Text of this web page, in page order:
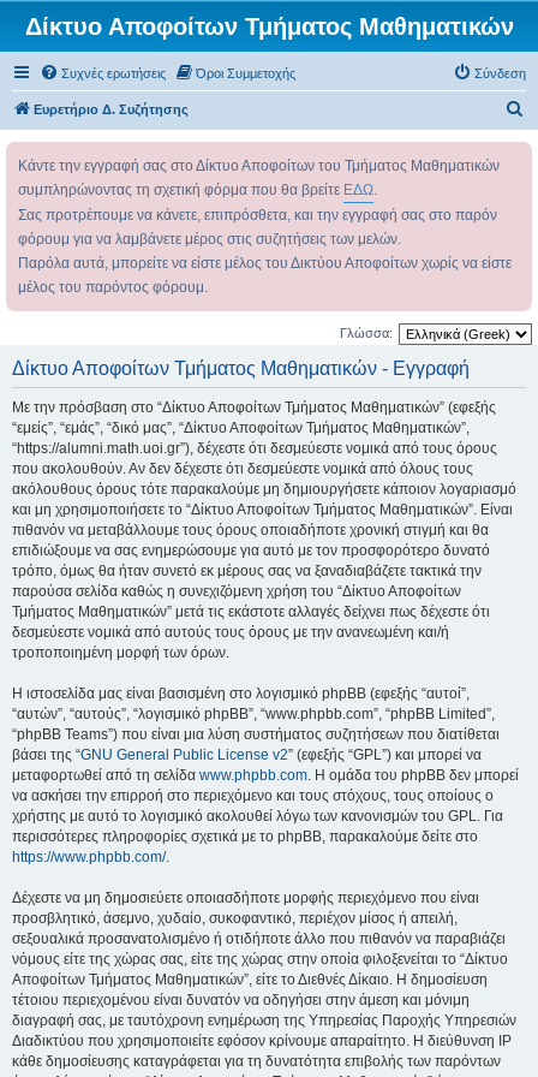
Δίκτυο Αποφοίτων Τμήματος Μαθηματικών
Συχνές ερωτήσεις Όροι Συμμετοχής Σύνδεση
Ευρετήριο Δ. Συζήτησης
σ
η
Κάντε την εγγραφή σας στο Δίκτυο Αποφοίτων του Τμήματος Μαθηματικών
συμπληρώνοντας τη σχετική φόρμα που θα βρείτε ΕΔΩ.
Σας προτρέπουμε να κάνετε, επιπρόσθετα, και την εγγραφή σας στο παρόν
φόρουμ για να λαμβάνετε μέρος στις συζητήσεις των μελών.
Παρόλα αυτά, μπορείτε να είστε μέλος του Δικτύου Αποφοίτων χωρίς να είστε
μέλος του παρόντος φόρουμ.
Γλώσσα:
Δίκτυο Αποφοίτων Τμήματος Μαθηματικών - Εγγραφή
Με την πρόσβαση στο “Δίκτυο Αποφοίτων Τμήματος Μαθηματικών” (εφεξής
“εμείς”, “εμάς”, “δικό μας”, “Δίκτυο Αποφοίτων Τμήματος Μαθηματικών”,
“https://alumni.math.uoi.gr”), δέχεστε ότι δεσμεύεστε νομικά από τους όρους
που ακολουθούν. Αν δεν δέχεστε ότι δεσμεύεστε νομικά από όλους τους
ακόλουθους όρους τότε παρακαλούμε μη δημιουργήσετε κάποιον λογαριασμό
και μη χρησιμοποιήσετε το “Δίκτυο Αποφοίτων Τμήματος Μαθηματικών”. Είναι
πιθανόν να μεταβάλλουμε τους όρους οποιαδήποτε χρονική στιγμή και θα
επιδιώξουμε να σας ενημερώσουμε για αυτό με τον προσφορότερο δυνατό
τρόπο, όμως θα ήταν συνετό εκ μέρους σας να ξαναδιαβάζετε τακτικά την
παρούσα σελίδα καθώς η συνεχιζόμενη χρήση του “Δίκτυο Αποφοίτων
Τμήματος Μαθηματικών” μετά τις εκάστοτε αλλαγές δείχνει πως δέχεστε ότι
δεσμεύεστε νομικά από αυτούς τους όρους με την ανανεωμένη και/ή
τροποποιημένη μορφή των όρων.
Η ιστοσελίδα μας είναι βασισμένη στο λογισμικό phpBB (εφεξής “αυτοί”,
“αυτών”, “αυτούς”, “λογισμικό phpBB”, “www.phpbb.com”, “phpBB Limited”,
“phpBB Teams”) που είναι μια λύση συστήματος συζητήσεων που διατίθεται
βάσει της “GNU General Public License v2” (εφεξής “GPL”) και μπορεί να
μεταφορτωθεί από τη σελίδα www.phpbb.com. Η ομάδα του phpBB δεν μπορεί
να ασκήσει την επιρροή στο περιεχόμενο και τους στόχους, τους οποίους ο
χρήστης με αυτό το λογισμικό ακολουθεί λόγω των κανονισμών του GPL. Για
περισσότερες πληροφορίες σχετικά με το phpBB, παρακαλούμε δείτε στο
https://www.phpbb.com/.
Δέχεστε να μη δημοσιεύετε οποιασδήποτε μορφής περιεχόμενο που είναι
προσβλητικό, άσεμνο, χυδαίο, συκοφαντικό, περιέχον μίσος ή απειλή,
σεξουαλικά προσανατολισμένο ή οτιδήποτε άλλο που πιθανόν να παραβιάζει
νόμους είτε της χώρας σας, είτε της χώρας στην οποία φιλοξενείται το “Δίκτυο
Αποφοίτων Τμήματος Μαθηματικών”, είτε το Διεθνές Δίκαιο. Η δημοσίευση
τέτοιου περιεχομένου είναι δυνατόν να οδηγήσει στην άμεση και μόνιμη
διαγραφή σας, με ταυτόχρονη ενημέρωση της Υπηρεσίας Παροχής Υπηρεσιών
Διαδικτύου που χρησιμοποιείτε εφόσον κρίνουμε απαραίτητο. Η διεύθυνση IP
κάθε δημοσίευσης καταγράφεται για τη δυνατότητα επιβολής των παρόντων